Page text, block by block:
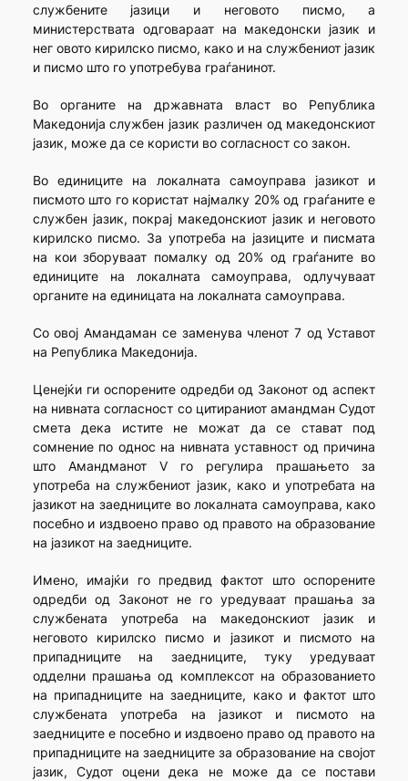
службените јазици и неговото писмо, а
министерствата одговараат на македонски јазик и
нег овото кирилско писмо, како и на службениот јазик
и писмо што го употребува граѓанинот.
Во органите на државната власт во Република
Македонија службен јазик различен од македонскиот
јазик, може да се користи во согласност со закон.
Во единиците на локалната самоуправа јазикот и
писмото што го користат најмалку 20% од граѓаните е
службен јазик, покрај македонскиот јазик и неговото
кирилско писмо. За употреба на јазиците и писмата
на кои зборуваат помалку од 20% од граѓаните во
единиците на локалната самоуправа, одлучуваат
органите на единицата на локалната самоуправа.
Со овој Амандаман се заменува членот 7 од Уставот
на Република Македонија.
Ценејќи ги оспорените одредби од Законот од аспект
на нивната согласност со цитираниот амандман Судот
смета дека истите не можат да се стават под
сомнение по однос на нивната уставност од причина
што Амандманот V го регулира прашањето за
употреба на службениот јазик, како и употребата на
јазикот на заедниците во локалната самоуправа, како
посебно и издвоено право од правото на образование
на јазикот на заедниците.
Имено, имајќи го предвид фактот што оспорените
одредби од Законот не го уредуваат прашања за
службената употреба на македонскиот јазик и
неговото кирилско писмо и јазикот и писмото на
припадниците на заедниците, туку уредуваат
одделни прашања од комплексот на образованието
на припадниците на заедниците, како и фактот што
службената употреба на јазикот и писмото на
заедниците е посебно и издвоено право од правото на
припадниците на заедниците за образование на својот
јазик, Судот оцени дека не може да се постави